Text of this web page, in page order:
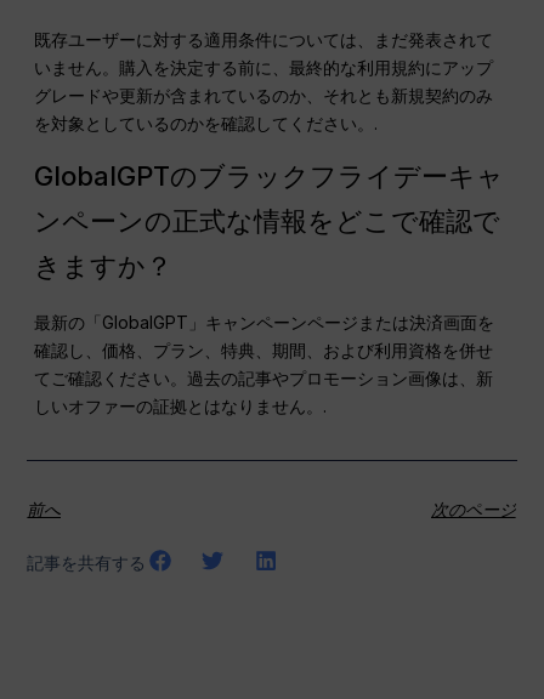
既存ユーザーに対する適用条件については、まだ発表されて
いません。購入を決定する前に、最終的な利用規約にアップ
グレードや更新が含まれているのか、それとも新規契約のみ
を対象としているのかを確認してください。.
GlobalGPTのブラックフライデーキャ
ンペーンの正式な情報をどこで確認で
きますか？
最新の「GlobalGPT」キャンペーンページまたは決済画面を
確認し、価格、プラン、特典、期間、および利用資格を併せ
てご確認ください。過去の記事やプロモーション画像は、新
しいオファーの証拠とはなりません。.
前へ 次のページ
記事を共有する